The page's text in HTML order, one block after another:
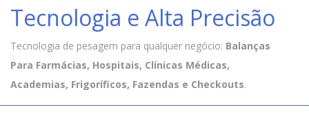
Tecnologia e Alta Precisão
Tecnologia de pesagem para qualquer negócio: Balanças
Para Farmácias, Hospitais, Clínicas Médicas,
Academias, Frigoríficos, Fazendas e Checkouts.